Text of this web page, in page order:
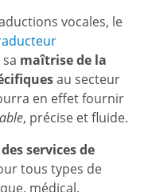
vocales, le
maîtrise de la
au secteur
en effet fournir
, précise et fluide.
des services de
tous types de
médical,